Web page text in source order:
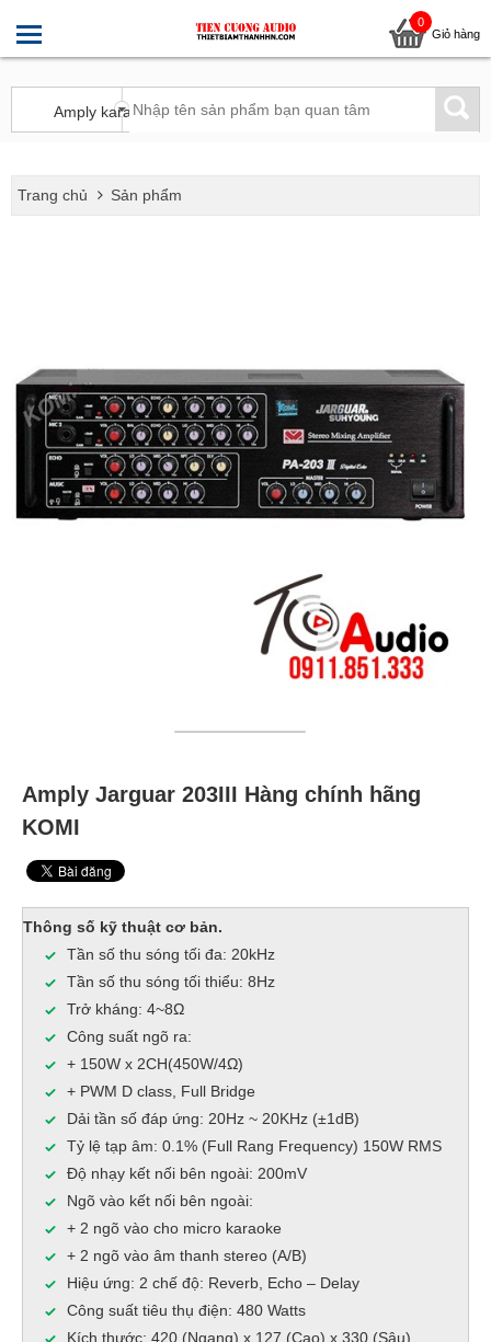
0
Giỏ hàng
Trang chủ Sản phẩm
Amply Jarguar 203III Hàng chính hãng
KOMI
Thông số kỹ thuật cơ bản.
Tần số thu sóng tối đa: 20kHz
Tần số thu sóng tối thiểu: 8Hz
Trở kháng: 4~8Ω
Công suất ngõ ra:
+ 150W x 2CH(450W/4Ω)
+ PWM D class, Full Bridge
Dải tần số đáp ứng: 20Hz ~ 20KHz (±1dB)
Tỷ lệ tạp âm: 0.1% (Full Rang Frequency) 150W RMS
Độ nhạy kết nối bên ngoài: 200mV
Ngõ vào kết nối bên ngoài:
+ 2 ngõ vào cho micro karaoke
+ 2 ngõ vào âm thanh stereo (A/B)
Hiệu ứng: 2 chế độ: Reverb, Echo – Delay
Công suất tiêu thụ điện: 480 Watts
Kích thước: 420 (Ngang) x 127 (Cao) x 330 (Sâu)